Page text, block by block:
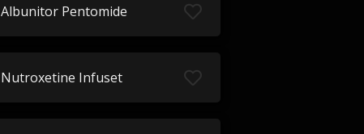
Albunitor Pentomide
Nutroxetine Infuset